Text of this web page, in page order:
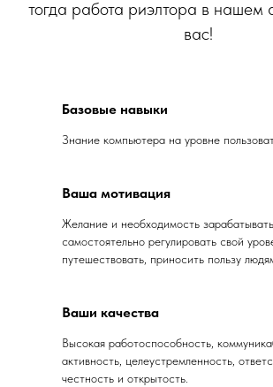
тогда работа риэлтора в нашем
вас!
Базовые навыки
Знание компьютера на уровне
Ваша мотивация
Желание и необходимость
самостоятельно регулировать свой
путешествовать, приносить пользу
Ваши качества
Высокая работоспособность,
активность, целеустремленность,
честность и открытость.